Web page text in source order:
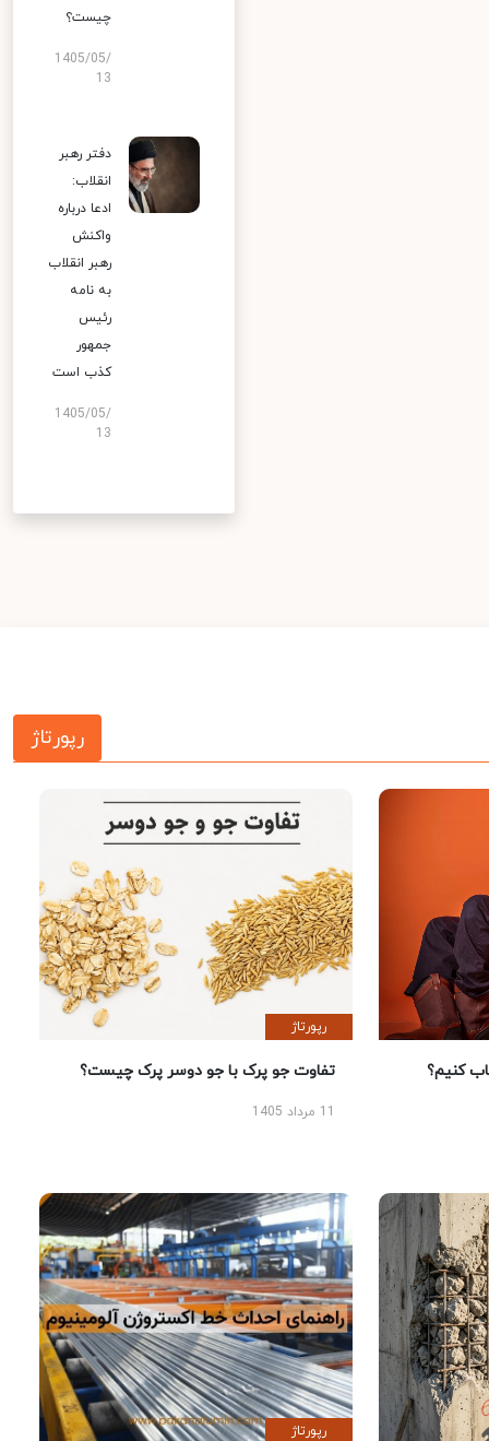
چیست؟
1405/05/
13
دفتر رهبر
انقلاب:
ادعا درباره
واکنش
رهبر انقلاب
به نامه
رئیس
جمهور
کذب است
1405/05/
13
رپورتاژ
کنیم؟
رپورتاژ
تفاوت جو پرک با جو دوسر پرک چیست؟
رپورتاژ